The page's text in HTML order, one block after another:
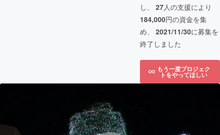
し、 27人の支援により
184,000円の資金を集
め、 2021/11/30に募集を
終了しました
もう一度プロジェク
トをやってほしい